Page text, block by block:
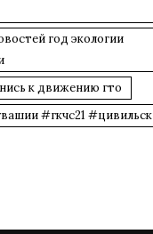
год экологии
к движению гто
#гкчс21 #цивильск